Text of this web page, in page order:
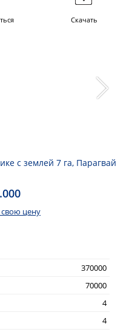
Скачать
с землей 7 га, Парагвай
цену
370000
70000
4
4